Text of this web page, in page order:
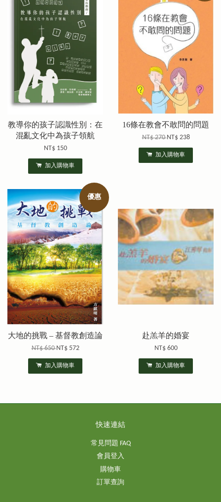
教導你的孩子認識性別：在
混亂文化中為孩子領航
NT$ 150
加入購物車
16條在教會不敢問的問題
NT$ 270NT$ 238
加入購物車
優惠
大地的挑戰 – 基督教創造論
NT$ 650NT$ 572
加入購物車
赴羔羊的婚宴
NT$ 600
加入購物車
快速連結
常見問題 FAQ
會員登入
購物車
訂單查詢